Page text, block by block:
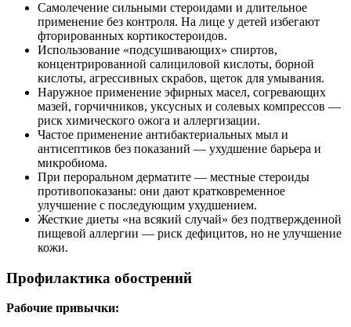
Самолечение сильными стероидами и длительное
применение без контроля. На лице у детей избегают
фторированных кортикостероидов.
Использование «подсушивающих» спиртов,
концентрированной салициловой кислоты, борной
кислоты, агрессивных скрабов, щеток для умывания.
Наружное применение эфирных масел, согревающих
мазей, горчичников, уксусных и солевых компрессов —
риск химического ожога и аллергизации.
Частое применение антибактериальных мыл и
антисептиков без показаний — ухудшение барьера и
микробиома.
При пероральном дерматите — местные стероиды
противопоказаны: они дают кратковременное
улучшение с последующим ухудшением.
Жесткие диеты «на всякий случай» без подтвержденной
пищевой аллергии — риск дефицитов, но не улучшение
кожи.
Профилактика обострений
Рабочие привычки: